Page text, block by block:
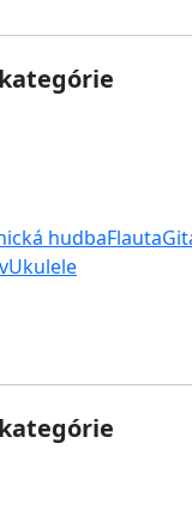
hudbaFlauta
Ukulele